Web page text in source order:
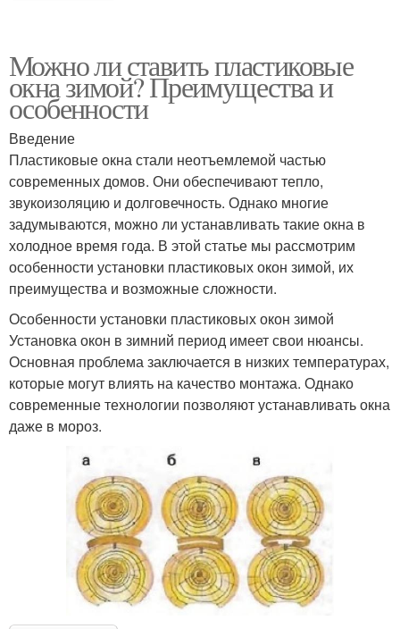
Можно ли ставить пластиковые
окна зимой? Преимущества и
особенности
Введение
Пластиковые окна стали неотъемлемой частью
современных домов. Они обеспечивают тепло,
звукоизоляцию и долговечность. Однако многие
задумываются, можно ли устанавливать такие окна в
холодное время года. В этой статье мы рассмотрим
особенности установки пластиковых окон зимой, их
преимущества и возможные сложности.
Особенности установки пластиковых окон зимой
Установка окон в зимний период имеет свои нюансы.
Основная проблема заключается в низких температурах,
которые могут влиять на качество монтажа. Однако
современные технологии позволяют устанавливать окна
даже в мороз.